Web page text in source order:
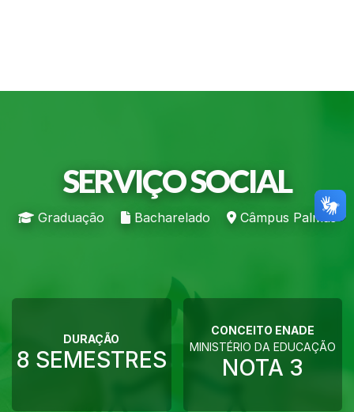
SERVIÇO SOCIAL
Graduação Bacharelado Câmpus Palmas
DURAÇÃO
8 SEMESTRES
CONCEITO ENADE
MINISTÉRIO DA EDUCAÇÃO
NOTA 3